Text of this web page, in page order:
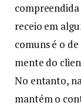
receio em
comuns é o
mente do
No entanto,
mantém o